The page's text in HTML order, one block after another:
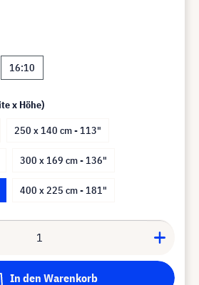
16:10
x Höhe)
250 x 140 cm - 113"
300 x 169 cm - 136"
400 x 225 cm - 181"
In den Warenkorb